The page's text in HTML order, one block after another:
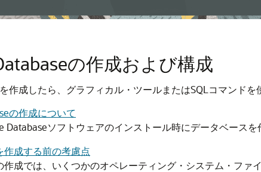
の作成および構成
作成したら、グラフィカル・ツールまたはSQLコマンドを
の作成について
Databaseソフトウェアのインストール時にデータベース
作成する前の考慮点
作成では、いくつかのオペレーティング・システム・フ